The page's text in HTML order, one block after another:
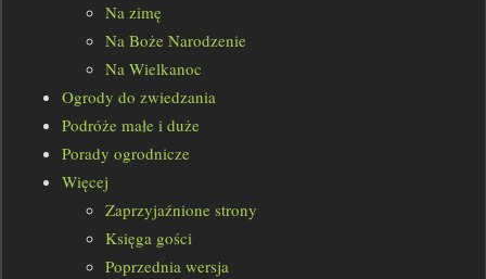
Na zimę
Na Boże Narodzenie
Na Wielkanoc
Ogrody do zwiedzania
Podróże małe i duże
Porady ogrodnicze
Więcej
Zaprzyjaźnione strony
Księga gości
Poprzednia wersja